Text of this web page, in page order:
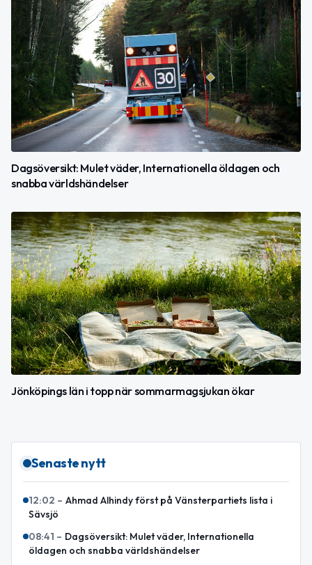
Dagsöversikt: Mulet väder, Internationella öldagen och
snabba världshändelser
Jönköpings län i topp när sommarmagsjukan ökar
Senaste nytt
12:02 – Ahmad Alhindy först på Vänsterpartiets lista i
Sävsjö
08:41 – Dagsöversikt: Mulet väder, Internationella
öldagen och snabba världshändelser